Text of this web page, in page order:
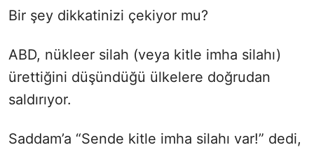
Bir şey dikkatinizi çekiyor mu?
ABD, nükleer silah (veya kitle imha silahı)
ürettiğini düşündüğü ülkelere doğrudan
saldırıyor.
Saddam’a “Sende kitle imha silahı var!” dedi,